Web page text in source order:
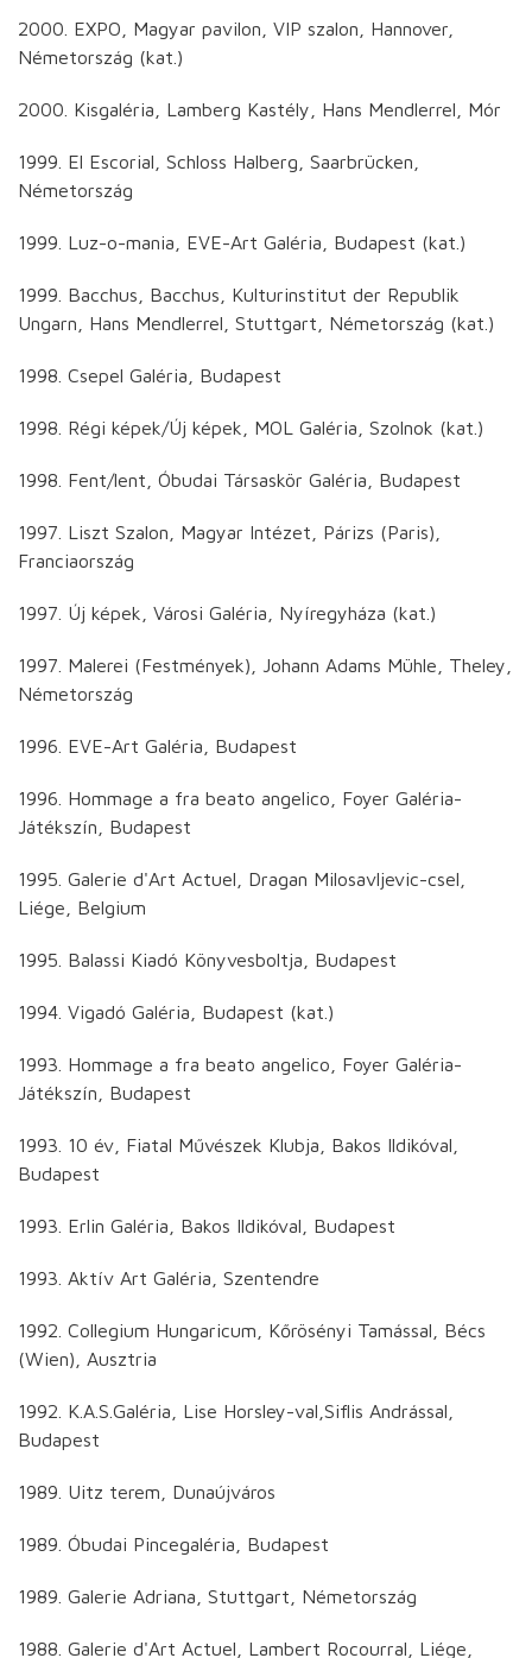
2000. EXPO, Magyar pavilon, VIP szalon, Hannover,
Németország (kat.)
2000. Kisgaléria, Lamberg Kastély, Hans Mendlerrel, Mór
1999. El Escorial, Schloss Halberg, Saarbrücken,
Németország
1999. Luz-o-mania, EVE-Art Galéria, Budapest (kat.)
1999. Bacchus, Bacchus, Kulturinstitut der Republik
Ungarn, Hans Mendlerrel, Stuttgart, Németország (kat.)
1998. Csepel Galéria, Budapest
1998. Régi képek/Új képek, MOL Galéria, Szolnok (kat.)
1998. Fent/lent, Óbudai Társaskör Galéria, Budapest
1997. Liszt Szalon, Magyar Intézet, Párizs (Paris),
Franciaország
1997. Új képek, Városi Galéria, Nyíregyháza (kat.)
1997. Malerei (Festmények), Johann Adams Mühle, Theley,
Németország
1996. EVE-Art Galéria, Budapest
1996. Hommage a fra beato angelico, Foyer Galéria-
Játékszín, Budapest
1995. Galerie d'Art Actuel, Dragan Milosavljevic-csel,
Liége, Belgium
1995. Balassi Kiadó Könyvesboltja, Budapest
1994. Vigadó Galéria, Budapest (kat.)
1993. Hommage a fra beato angelico, Foyer Galéria-
Játékszín, Budapest
1993. 10 év, Fiatal Művészek Klubja, Bakos Ildikóval,
Budapest
1993. Erlin Galéria, Bakos Ildikóval, Budapest
1993. Aktív Art Galéria, Szentendre
1992. Collegium Hungaricum, Kőrösényi Tamással, Bécs
(Wien), Ausztria
1992. K.A.S.Galéria, Lise Horsley-val,Siflis Andrással,
Budapest
1989. Uitz terem, Dunaújváros
1989. Óbudai Pincegaléria, Budapest
1989. Galerie Adriana, Stuttgart, Németország
1988. Galerie d'Art Actuel, Lambert Rocourral, Liége,